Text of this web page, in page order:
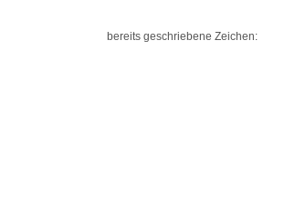
bereits geschriebene Zeichen: